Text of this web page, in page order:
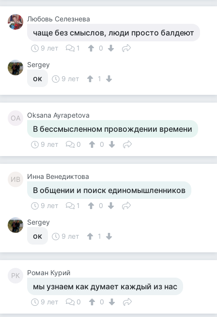
Любовь Селезнева
чаще без смыслов, люди просто балдеют
9 лет 1
0
Sergey
ок 9 лет 1
OA Oksana Ayrapetova
В бессмысленном провождении времени
9 лет 0 0
ИВ Инна Венедиктова
В общении и поиск единомышленников
9 лет 1
0
Sergey
ок 9 лет 1
РК Роман Курий
мы узнаем как думает каждый из нас
9 лет 0 0